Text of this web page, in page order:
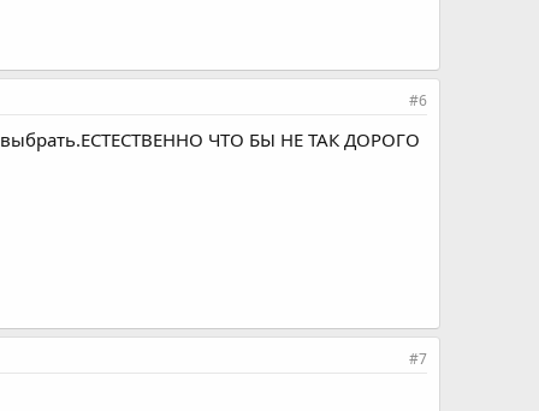
#6
выбрать.ЕСТЕСТВЕННО ЧТО БЫ НЕ ТАК ДОРОГО
#7